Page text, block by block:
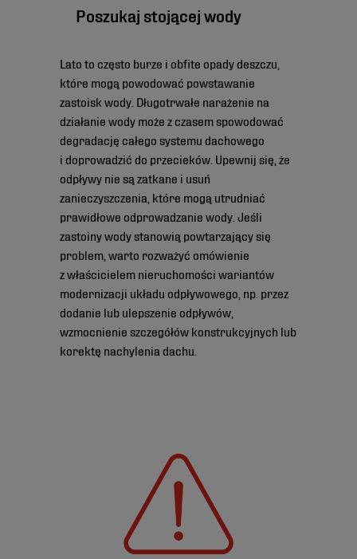
Poszukaj stojącej wody
Lato to często burze i obfite opady deszczu,
które mogą powodować powstawanie
zastoisk wody. Długotrwałe narażenie na
działanie wody może z czasem spowodować
degradację całego systemu dachowego
i doprowadzić do przecieków. Upewnij się, że
odpływy nie są zatkane i usuń
zanieczyszczenia, które mogą utrudniać
prawidłowe odprowadzanie wody. Jeśli
zastoiny wody stanowią powtarzający się
problem, warto rozważyć omówienie
z właścicielem nieruchomości wariantów
modernizacji układu odpływowego, np. przez
dodanie lub ulepszenie odpływów,
wzmocnienie szczegółów konstrukcyjnych lub
korektę nachylenia dachu.